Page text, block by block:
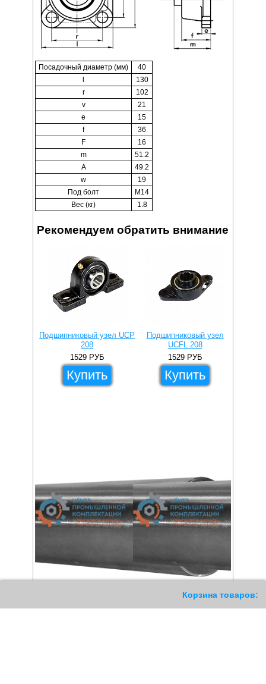
Корзина товаров:
Посадочный диаметр (мм)
40
l
130
r
102
v
21
e
15
f
36
F
16
m
51.2
A
49.2
w
19
Под болт
M14
Вес (кг)
1.8
Рекомендуем обратить внимание
Подшипниковый узел UCP
208
1529 РУБ
Купить
Подшипниковый узел
UCFL 208
1529 РУБ
Купить